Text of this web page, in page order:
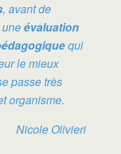
, avant de
évaluation
qui
le mieux
passe très
organisme.
Nicole Olivieri